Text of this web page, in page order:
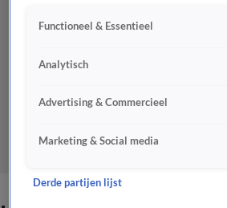
Functioneel & Essentieel
Analytisch
Advertising & Commercieel
Marketing & Social media
Derde partijen lijst